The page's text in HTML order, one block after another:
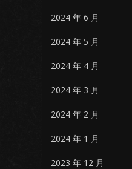
2024 年 6 月
2024 年 5 月
2024 年 4 月
2024 年 3 月
2024 年 2 月
2024 年 1 月
2023 年 12 月